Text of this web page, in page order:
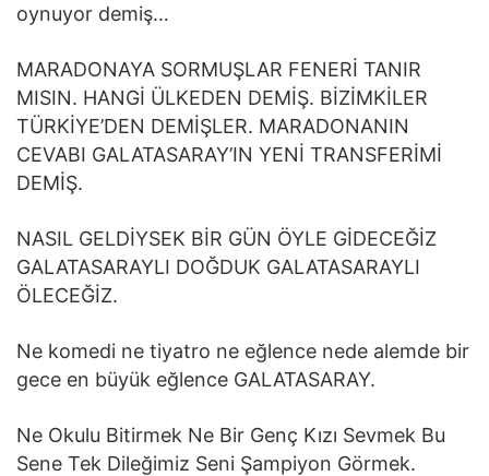
oynuyor demiş…
MARADONAYA SORMUŞLAR FENERİ TANIR
MISIN. HANGİ ÜLKEDEN DEMİŞ. BİZİMKİLER
TÜRKİYE’DEN DEMİŞLER. MARADONANIN
CEVABI GALATASARAY’IN YENİ TRANSFERİMİ
DEMİŞ.
NASIL GELDİYSEK BİR GÜN ÖYLE GİDECEĞİZ
GALATASARAYLI DOĞDUK GALATASARAYLI
ÖLECEĞİZ.
Ne komedi ne tiyatro ne eğlence nede alemde bir
gece en büyük eğlence GALATASARAY.
Ne Okulu Bitirmek Ne Bir Genç Kızı Sevmek Bu
Sene Tek Dileğimiz Seni Şampiyon Görmek.